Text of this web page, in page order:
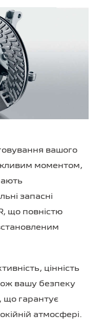
вашого
моментом,
запасні
що повністю
цінність
вашу безпеку
що гарантує
атмосфері.